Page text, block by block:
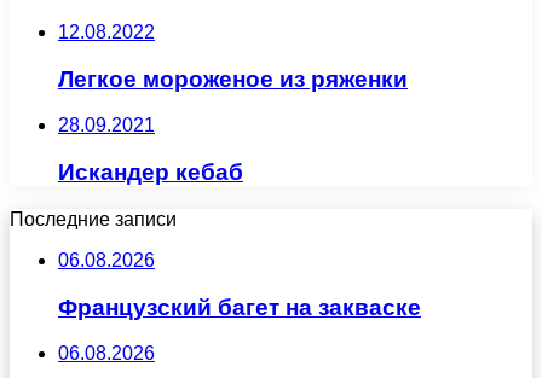
12.08.2022
Легкое мороженое из ряженки
28.09.2021
Искандер кебаб
Последние записи
06.08.2026
Французский багет на закваске
06.08.2026